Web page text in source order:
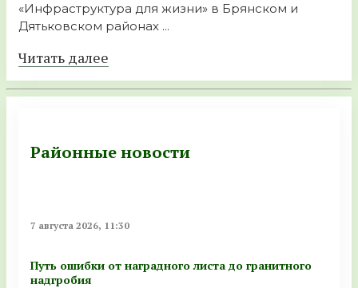
«Инфраструктура для жизни» в Брянском и
Дятьковском районах ...
Читать далее
Районные новости
7 августа 2026, 11:30
Путь ошибки от наградного листа до гранитного
надгробия